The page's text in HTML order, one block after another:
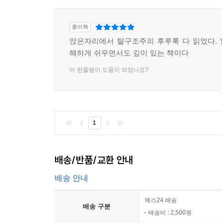
종이책
앉은자리에서 탈구조주의 후루룩 다 읽었다.
해하게 쉬우면서도 깊이 있는 책이다
이 한줄평이 도움이 되었나요?
1
배송/반품/교환 안내
배송 안내
배송 구분
예스24 배송
배송비 : 2,500원